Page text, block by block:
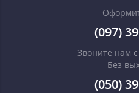
(097)
Звоните нам
Без
(050)